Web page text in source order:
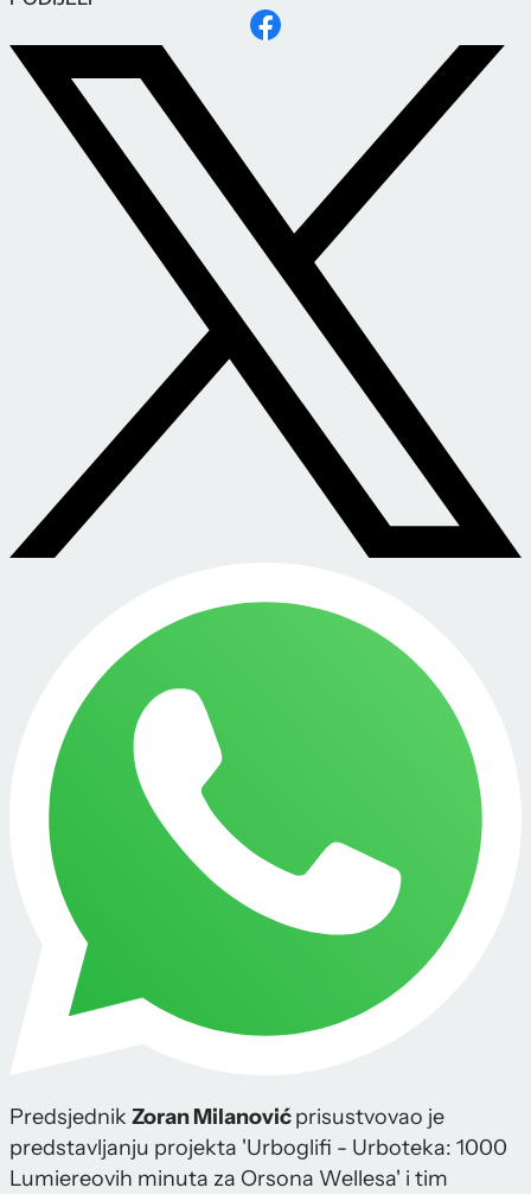
Predsjednik Zoran Milanovićprisustvovao je
predstavljanju projekta 'Urboglifi - Urboteka: 1000
Lumiereovih minuta za Orsona Wellesa' i tim